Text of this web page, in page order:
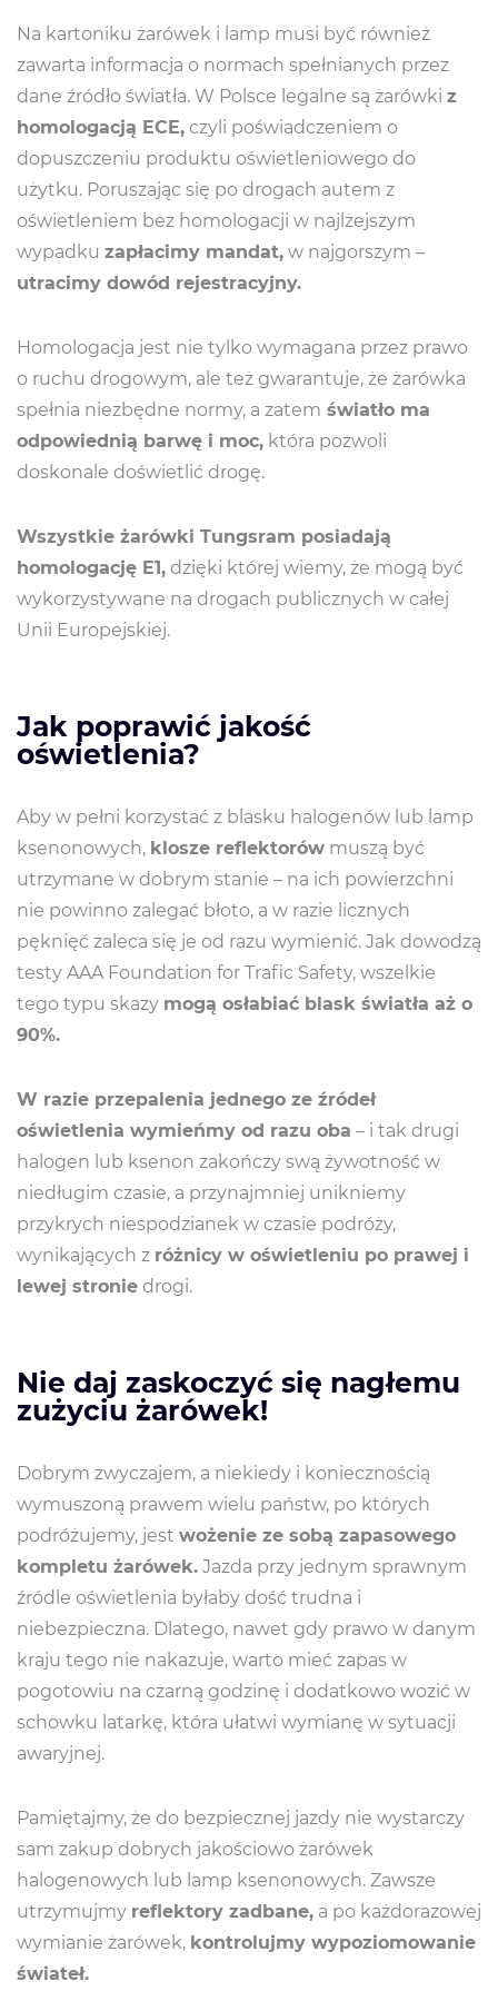
Na kartoniku żarówek i lamp musi być również
zawarta informacja o normach spełnianych przez
dane źródło światła. W Polsce legalne są żarówki z
homologacją ECE, czyli poświadczeniem o
dopuszczeniu produktu oświetleniowego do
użytku. Poruszając się po drogach autem z
oświetleniem bez homologacji w najlżejszym
wypadku zapłacimy mandat, w najgorszym –
utracimy dowód rejestracyjny.
Homologacja jest nie tylko wymagana przez prawo
o ruchu drogowym, ale też gwarantuje, że żarówka
spełnia niezbędne normy, a zatem światło ma
odpowiednią barwę i moc, która pozwoli
doskonale doświetlić drogę.
Wszystkie żarówki Tungsram posiadają
homologację E1, dzięki której wiemy, że mogą być
wykorzystywane na drogach publicznych w całej
Unii Europejskiej.
Jak poprawić jakość
oświetlenia?
Aby w pełni korzystać z blasku halogenów lub lamp
ksenonowych, klosze reflektorów muszą być
utrzymane w dobrym stanie – na ich powierzchni
nie powinno zalegać błoto, a w razie licznych
pęknięć zaleca się je od razu wymienić. Jak dowodzą
testy AAA Foundation for Trafic Safety, wszelkie
tego typu skazy mogą osłabiać blask światła aż o
90%.
W razie przepalenia jednego ze źródeł
oświetlenia wymieńmy od razu oba – i tak drugi
halogen lub ksenon zakończy swą żywotność w
niedługim czasie, a przynajmniej unikniemy
przykrych niespodzianek w czasie podróży,
wynikających z różnicy w oświetleniu po prawej i
lewej stronie drogi.
Nie daj zaskoczyć się nagłemu
zużyciu żarówek!
Dobrym zwyczajem, a niekiedy i koniecznością
wymuszoną prawem wielu państw, po których
podróżujemy, jest wożenie ze sobą zapasowego
kompletu żarówek. Jazda przy jednym sprawnym
źródle oświetlenia byłaby dość trudna i
niebezpieczna. Dlatego, nawet gdy prawo w danym
kraju tego nie nakazuje, warto mieć zapas w
pogotowiu na czarną godzinę i dodatkowo wozić w
schowku latarkę, która ułatwi wymianę w sytuacji
awaryjnej.
Pamiętajmy, że do bezpiecznej jazdy nie wystarczy
sam zakup dobrych jakościowo żarówek
halogenowych lub lamp ksenonowych. Zawsze
utrzymujmy reflektory zadbane, a po każdorazowej
wymianie żarówek, kontrolujmy wypoziomowanie
świateł.